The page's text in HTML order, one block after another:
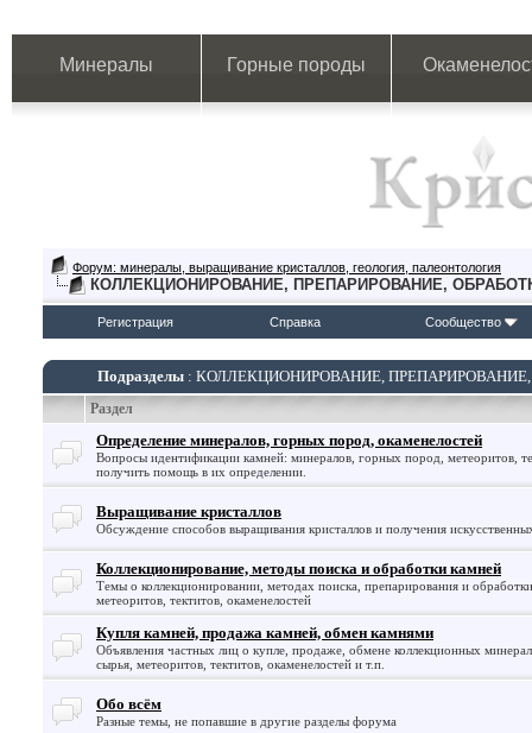
Минералы Горные породы
Форум: минералы, выращивание кристаллов, геология, палеонтология
КОЛЛЕКЦИОНИРОВАНИЕ, ПРЕПАРИРОВАНИЕ,
Регистрация Справка Сообщество
Подразделы : КОЛЛЕКЦИОНИРОВАНИЕ, ПРЕПАРИРОВАНИЕ,
Раздел
Определение минералов, горных пород, окаменелостей
Вопросы идентификации камней: минералов, горных пород, метеоритов,
получить помощь в их определении.
Выращивание кристаллов
Обсуждение способов выращивания кристаллов и получения
Коллекционирование, методы поиска и обработки камней
Темы о коллекционировании, методах поиска, препарирования и
метеоритов, тектитов, окаменелостей
Купля камней, продажа камней, обмен камнями
Объявления частных лиц о купле, продаже, обмене коллекционных
сырья, метеоритов, тектитов, окаменелостей и т.п.
Обо всём
Разные темы, не попавшие в другие разделы форума